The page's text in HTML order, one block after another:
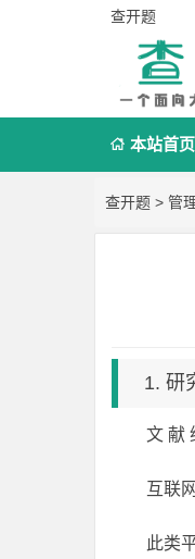
查开题
 本站首页
查开题 > 管
1. 研
文 献
互联
此类